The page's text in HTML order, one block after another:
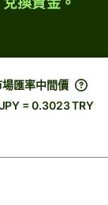
場匯率中間價
= 0.3023 TRY